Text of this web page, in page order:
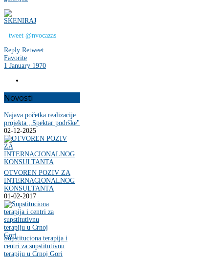
tweet @nvocazas
Reply Retweet
Favorite
1 January 1970
Novosti
Najava početka realizacije
projekta ,,Spektar podrške"
02-12-2025
OTVOREN POZIV ZA
INTERNACIONALNOG
KONSULTANTA
01-02-2017
Supstituciona terapija i
centri za supstitutivnu
terapiju u Crnoj Gori